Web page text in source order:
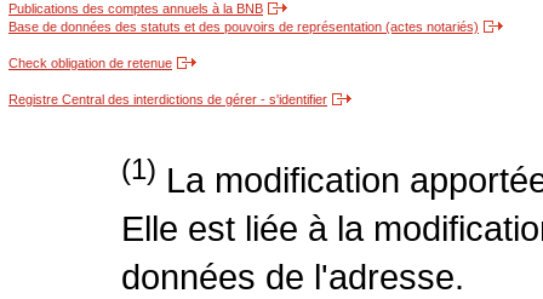
Publications des comptes annuels à la BNB
Base de données des statuts et des pouvoirs de représentation (actes notariés)
Check obligation de retenue
Registre Central des interdictions de gérer - s'identifier
(1) La modification
Elle est liée à la
données de l'adresse.